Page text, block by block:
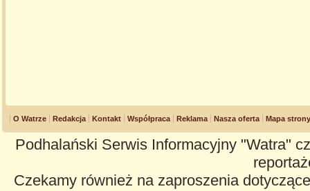
O Watrze Redakcja Kontakt Współpraca Reklama Nasza oferta Mapa strony
Podhalański Serwis Informacyjny "Watra"
Czekamy również na zaproszenia